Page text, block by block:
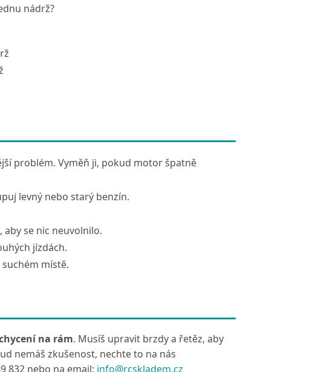
nádrž?
problém. Vyměň ji, pokud motor špatně
levný nebo starý benzín.
se nic neuvolnilo.
jízdách.
místě.
na rám. Musíš upravit brzdy a řetěz, aby
nemáš zkušenost, nechte to na nás
832 nebo na email: info@rcskladem.cz